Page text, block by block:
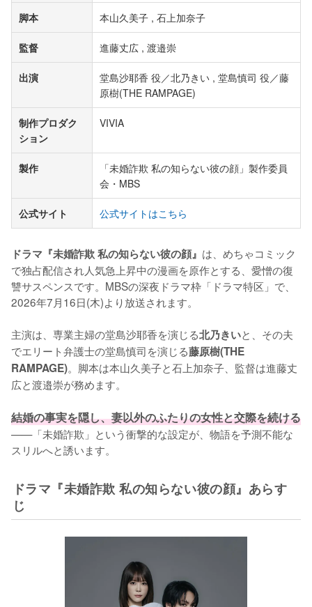
脚本 本山久美子 , 石上加奈子
監督 進藤丈広 , 渡邉崇
出演
堂島沙耶香 役／北乃きい , 堂島慎司 役／藤
原樹(THE RAMPAGE)
制作プロダク
ション
VIVIA
製作
「未婚詐欺 私の知らない彼の顔」製作委員
会・MBS
公式サイト 公式サイトはこちら
ドラマ『未婚詐欺 私の知らない彼の顔』 は、めちゃコミック
で独占配信され人気急上昇中の漫画を原作とする、愛憎の復
讐サスペンスです。MBSの深夜ドラマ枠「ドラマ特区」で、
2026年7月16日(木)より放送されます。
主演は、専業主婦の堂島沙耶香を演じる北乃きいと、その夫
でエリート弁護士の堂島慎司を演じる藤原樹(THE
RAMPAGE)。脚本は本山久美子と石上加奈子、監督は進藤丈
広と渡邉崇が務めます。
結婚の事実を隠し、妻以外のふたりの女性と交際を続ける
——「未婚詐欺」という衝撃的な設定が、物語を予測不能な
スリルへと誘います。
ドラマ『未婚詐欺 私の知らない彼の顔』あらす
じ